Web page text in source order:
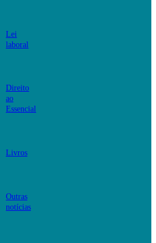
Lei
laboral
Direito
ao
Essencial
Livros
Outras
notícias